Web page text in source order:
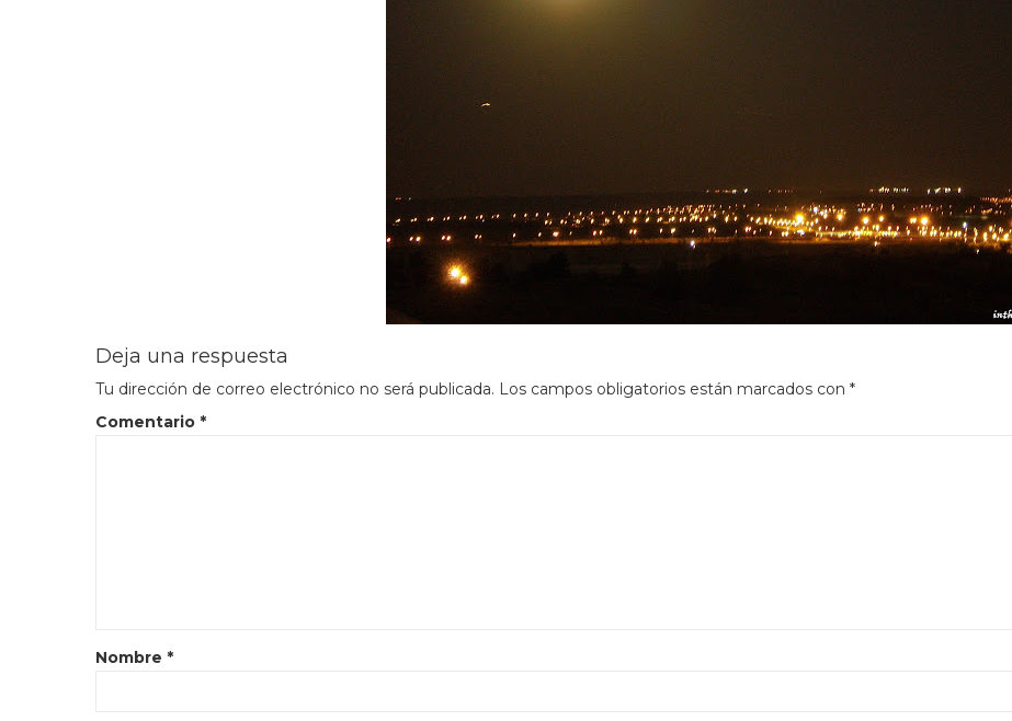
Deja una respuesta
Tu dirección de correo electrónico no será publicada. Los campos obligatorios están marcados con *
Comentario *
Nombre *